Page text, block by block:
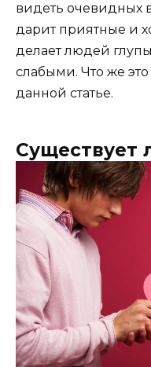
видеть очевидных
дарит приятные и
делает людей
слабыми. Что же это
данной статье.
Существует